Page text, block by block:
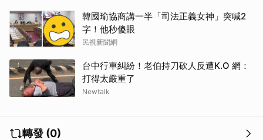
韓國瑜協商講一半「司法正義女神」突喊2
字！他秒傻眼
民視新聞網
台中行車糾紛！老伯持刀砍人反遭K.O 網：
打得太嚴重了
Newtalk
轉發 (0)